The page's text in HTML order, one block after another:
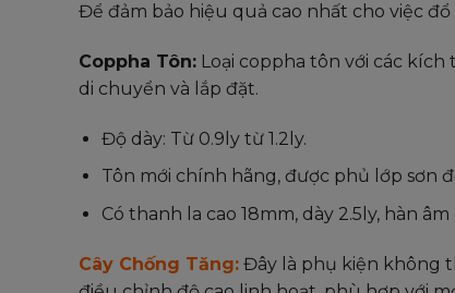
Để đảm bảo hiệu quả cao nhất cho việc
Coppha Tôn: Loại coppha tôn với các
di chuyển và lắp đặt.
Độ dày: Từ 0.9ly từ 1.2ly.
Tôn mới chính hãng, được phủ lớp sơn
Có thanh la cao 18mm, dày 2.5ly, hàn
Cây Chống Tăng: Đây là phụ kiện không